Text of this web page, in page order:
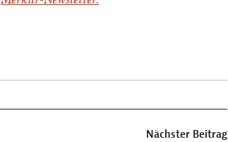
Nächster Beitrag